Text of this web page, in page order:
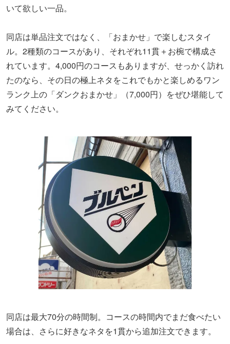
いて欲しい一品。
同店は単品注文ではなく、「おまかせ」で楽しむスタイ
ル。2種類のコースがあり、それぞれ11貫＋お椀で構成さ
れています。4,000円のコースもありますが、せっかく訪れ
たのなら、その日の極上ネタをこれでもかと楽しめるワン
ランク上の「ダンクおまかせ」（7,000円）をぜひ堪能して
みてください。
同店は最大70分の時間制。コースの時間内でまだ食べたい
場合は、さらに好きなネタを1貫から追加注文できます。